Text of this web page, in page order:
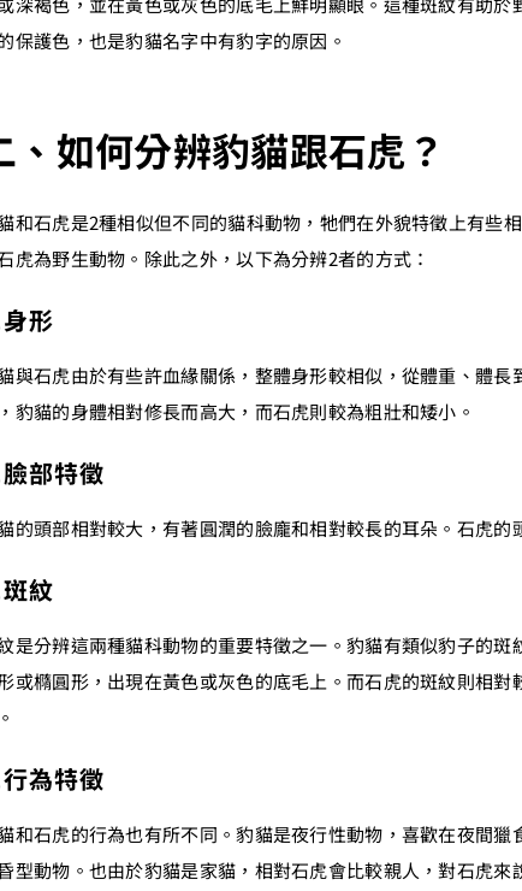
保護色，也是豹貓名字中有豹字的原因。
、如何分辨豹貓跟石虎？
和石虎是2種相似但不同的貓科動物，牠們在外貌特徵上有些
虎為野生動物。除此之外，以下為分辨2者的方式：
形
與石虎由於有些許血緣關係，整體身形較相似，從體重、體
豹貓的身體相對修長而高大，而石虎則較為粗壯和矮小。
部特徵
的頭部相對較大，有著圓潤的臉龐和相對較長的耳朵。石虎的
紋
是分辨這兩種貓科動物的重要特徵之一。豹貓有類似豹子的斑
或橢圓形，出現在黃色或灰色的底毛上。而石虎的斑紋則相
為特徵
和石虎的行為也有所不同。豹貓是夜行性動物，喜歡在夜間
型動物。也由於豹貓是家貓，相對石虎會比較親人，對石虎